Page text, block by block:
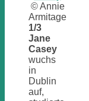
© Annie
Armitage
1/3
Jane
Casey
wuchs
in
Dublin
auf,